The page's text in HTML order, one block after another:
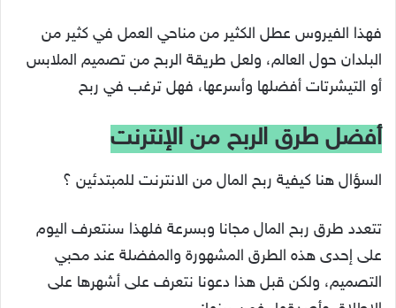
فهذا الفيروس عطل الكثير من مناحي العمل في كثير من
البلدان حول العالم، ولعل طريقة الربح من تصميم الملابس
أو التيشرتات أفضلها وأسرعها، فهل ترغب في ربح
أفضل طرق الربح من الإنترنت
السؤال هنا كيفية ربح المال من الانترنت للمبتدئين ؟
تتعدد طرق ربح المال مجانا وبسرعة فلهذا سنتعرف اليوم
على إحدى هذه الطرق المشهورة والمفضلة عند محبي
التصميم، ولكن قبل هذا دعونا نتعرف على أشهرها على